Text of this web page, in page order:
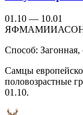
01.10 — 10.01
ЯФМАМИИАСО
Способ: Загонная,
Самцы
половозрастные
01.10.